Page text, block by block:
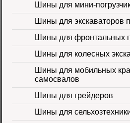
Шина 16.9-30
14PR TL Galaxy
Цена 60000 руб.
Шина 16.9-24 16PR
Шины для мини-
Шины для экскаваторов
Шины для фронтальных
Шины для колесных
Шины для мобильных
самосвалов
Шины для грейдеров
Шины для